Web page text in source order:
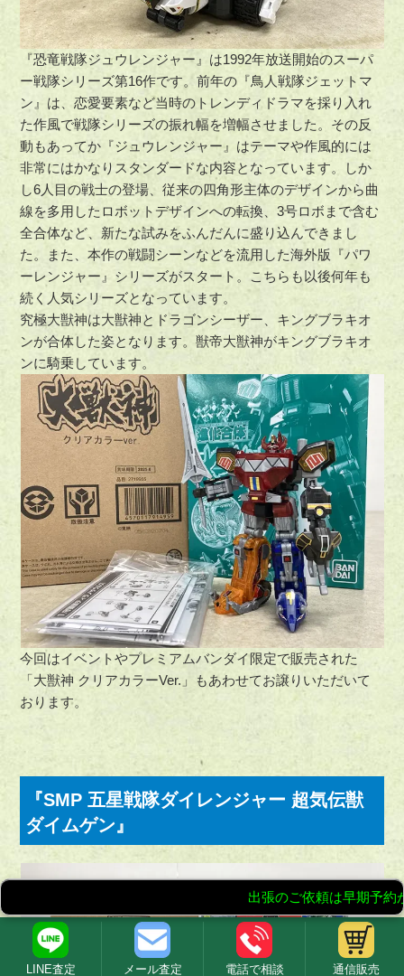
LINE査定 メール査定 電話で相談 通信販売
『恐竜戦隊ジュウレンジャー』は1992年放送開始のスーパ
ー戦隊シリーズ第16作です。前年の『鳥人戦隊ジェットマ
ン』は、恋愛要素など当時のトレンディドラマを採り入れ
た作風で戦隊シリーズの振れ幅を増幅させました。その反
動もあってか『ジュウレンジャー』はテーマや作風的には
非常にはかなりスタンダードな内容となっています。しか
し6人目の戦士の登場、従来の四角形主体のデザインから曲
線を多用したロボットデザインへの転換、3号ロボまで含む
全合体など、新たな試みをふんだんに盛り込んできまし
た。また、本作の戦闘シーンなどを流用した海外版『パワ
ーレンジャー』シリーズがスタート。こちらも以後何年も
続く人気シリーズとなっています。
究極大獣神は大獣神とドラゴンシーザー、キングブラキオ
ンが合体した姿となります。獣帝大獣神がキングブラキオ
ンに騎乗しています。
今回はイベントやプレミアムバンダイ限定で販売された
「大獣神 クリアカラーVer.」もあわせてお譲りいただいて
おります。
『SMP 五星戦隊ダイレンジャー 超気伝獣
ダイムゲン』